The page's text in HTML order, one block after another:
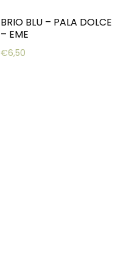
BRIO BLU – PALA DOLCE
– EME
€6,50